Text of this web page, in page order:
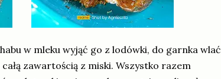
w mleku wyjąć go z lodówki, do garnka wlać
zawartością z miski. Wszystko razem